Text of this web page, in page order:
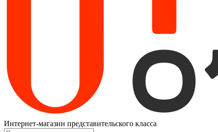
Интернет-магазин представительского класса